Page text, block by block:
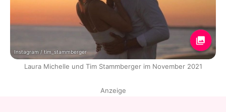
Instagram / tim_stammberger
Laura Michelle und Tim Stammberger im November 2021
Anzeige